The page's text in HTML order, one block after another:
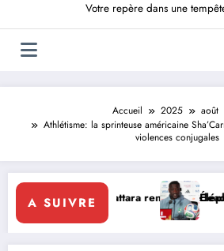
Votre repère dans une
Accueil 2025 août
Athlétisme: la sprinteuse américaine
violences conjugales
A SUIVRE
renforce le leadership solidaire
Éléphants : la FIF